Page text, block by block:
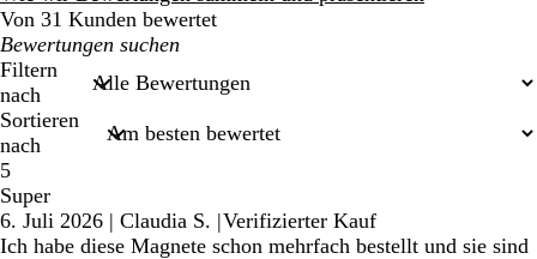
Von 31 Kunden bewertet
Meine
Sucheingaben
Filtern
nach
Sortieren
nach
5
Super
6. Juli 2026 | Claudia S. |Verifizierter Kauf
Ich habe diese Magnete schon mehrfach bestellt und sie sind